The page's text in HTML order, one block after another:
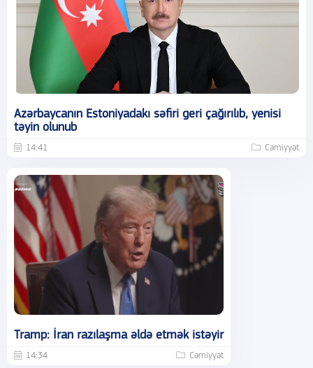
Azərbaycanın Estoniyadakı səfiri geri çağırılıb, yenisi
təyin olunub
14:41 Cəmiyyət
Tramp: İran razılaşma əldə etmək istəyir
14:34 Cəmiyyət